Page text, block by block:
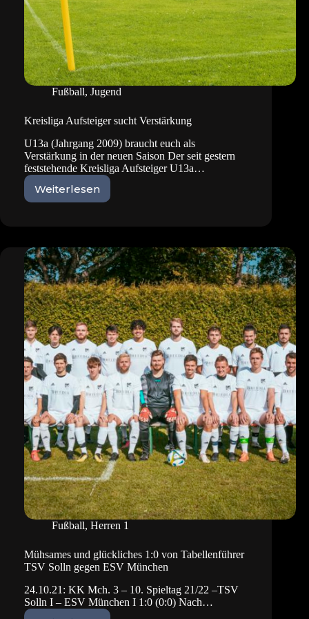
Fußball, Jugend
Kreisliga Aufsteiger sucht Verstärkung
U13a (Jahrgang 2009) braucht euch als
Verstärkung in der neuen Saison Der seit gestern
feststehende Kreisliga Aufsteiger U13a…
Weiterlesen
Kreisliga
Fußball, Herren 1
Mühsames und glückliches 1:0 von Tabellenführer
TSV Solln gegen ESV München
24.10.21: KK Mch. 3 – 10. Spieltag 21/22 –TSV
Solln I – ESV München I 1:0 (0:0) Nach…